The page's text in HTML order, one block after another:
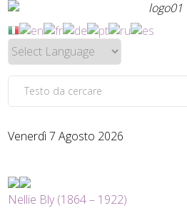
Venerdì 7 Agosto 2026
Nellie Bly (1864 – 1922)